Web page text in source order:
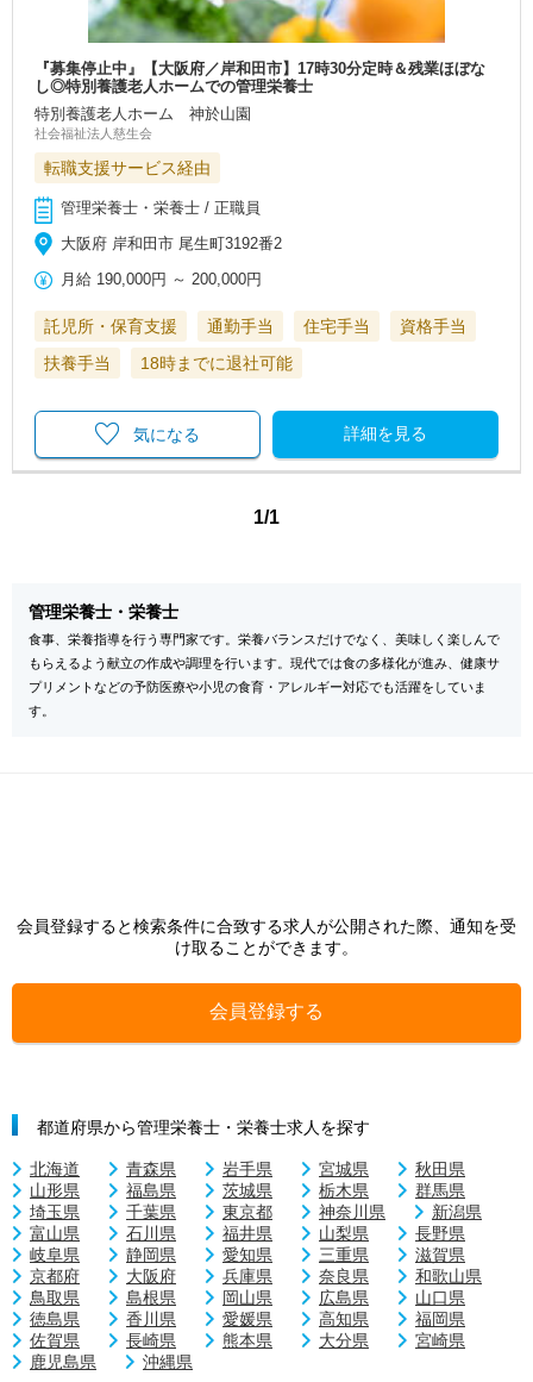
『募集停止中』【大阪府／岸和田市】17時30分定時＆残業ほぼな
し◎特別養護老人ホームでの管理栄養士
特別養護老人ホーム 神於山園
社会福祉法人慈生会
転職支援サービス経由
管理栄養士・栄養士 / 正職員
大阪府 岸和田市 尾生町3192番2
月給 190,000円 ～ 200,000円
託児所・保育支援 通勤手当 住宅手当
資格手当
扶養手当
18時までに退社可能
詳細を見る
気になる
1/1
管理栄養士・栄養士
食事、栄養指導を行う専門家です。栄養バランスだけでなく、美味しく楽しんで
もらえるよう献立の作成や調理を行います。現代では食の多様化が進み、健康サ
プリメントなどの予防医療や小児の食育・アレルギー対応でも活躍をしていま
す。
会員登録すると検索条件に合致する求人が公開された際、通知を受
け取ることができます。
会員登録する
都道府県から管理栄養士・栄養士求人を探す
北海道 青森県 岩手県 宮城県
秋田県
山形県
福島県 茨城県 栃木県
群馬県
埼玉県
千葉県 東京都 神奈川県
新潟県
富山県
石川県 福井県 山梨県
長野県
岐阜県
静岡県 愛知県 三重県
滋賀県
京都府
大阪府 兵庫県 奈良県
和歌山県
鳥取県
島根県 岡山県 広島県
山口県
徳島県
香川県 愛媛県 高知県
福岡県
佐賀県
長崎県 熊本県 大分県
宮崎県
鹿児島県
沖縄県